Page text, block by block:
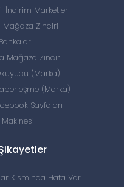
İndirim Marketler
Zinciri
Mağaza Zinciri
(Marka)
(Marka)
Sayfaları
Kısmında Hata Var